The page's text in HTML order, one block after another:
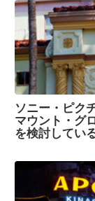
ソニー・ピク
マウント・グ
を検討してい